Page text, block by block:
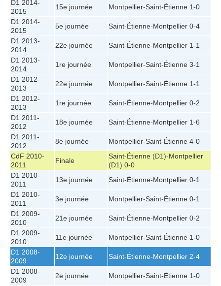
D1 2014-
2015
15e journée Montpellier-Saint-Étienne 1-0
D1 2014-
2015
5e journée Saint-Étienne-Montpellier 0-4
D1 2013-
2014
22e journée Saint-Étienne-Montpellier 1-1
D1 2013-
2014
1re journée Montpellier-Saint-Étienne 3-1
D1 2012-
2013
22e journée Montpellier-Saint-Étienne 1-1
D1 2012-
2013
1re journée Saint-Étienne-Montpellier 0-2
D1 2011-
2012
18e journée Saint-Étienne-Montpellier 1-6
D1 2011-
2012
8e journée Montpellier-Saint-Étienne 4-0
CdF 2010-
2011
Finale
Saint-Étienne (D1)-Montpellier
(D1) 0-0
D1 2010-
2011
13e journée Saint-Étienne-Montpellier 0-1
D1 2010-
2011
3e journée Montpellier-Saint-Étienne 0-1
D1 2009-
2010
21e journée Saint-Étienne-Montpellier 0-2
D1 2009-
2010
11e journée Montpellier-Saint-Étienne 1-0
D1 2008-
2009
12e journée Saint-Étienne-Montpellier 2-4
D1 2008-
2009
2e journée Montpellier-Saint-Étienne 1-0